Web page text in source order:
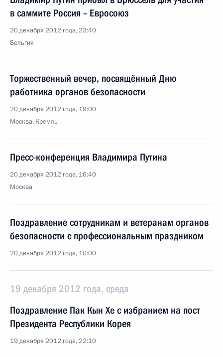
в саммите Россия – Евросоюз
20 декабря 2012 года, 23:40
Бельгия
Торжественный вечер, посвящённый Дню
работника органов безопасности
20 декабря 2012 года, 19:00
Москва, Кремль
Пресс-конференция Владимира Путина
20 декабря 2012 года, 16:40
Москва
Поздравление сотрудникам и ветеранам органов
безопасности с профессиональным праздником
20 декабря 2012 года, 10:00
19 декабря 2012 года, среда
Поздравление Пак Кын Хе с избранием на пост
Президента Республики Корея
19 декабря 2012 года, 22:10